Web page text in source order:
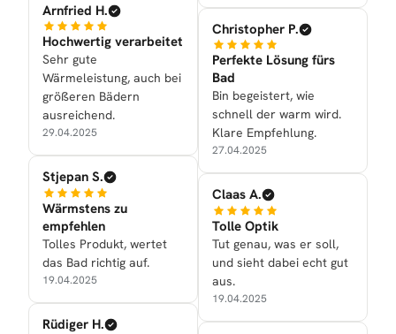
Arnfried H.
Hochwertig verarbeitet
Sehr gute
Wärmeleistung, auch bei
größeren Bädern
ausreichend.
29.04.2025
Stjepan S.
Wärmstens zu
empfehlen
Tolles Produkt, wertet
das Bad richtig auf.
19.04.2025
Rüdiger H.
Christopher P.
Perfekte Lösung fürs
Bad
Bin begeistert, wie
schnell der warm wird.
Klare Empfehlung.
27.04.2025
Claas A.
Tolle Optik
Tut genau, was er soll,
und sieht dabei echt gut
aus.
19.04.2025